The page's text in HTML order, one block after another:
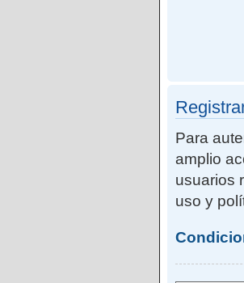
Para
amplio
usuarios
uso y